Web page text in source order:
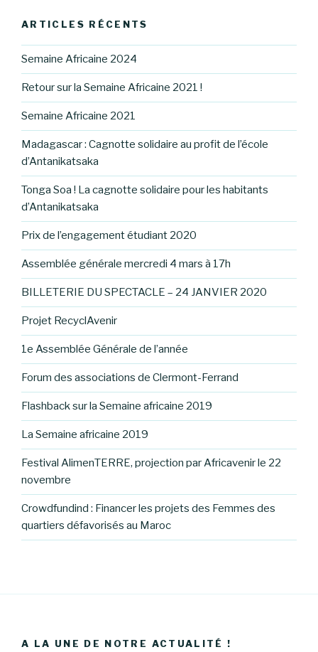
ARTICLES RÉCENTS
Semaine Africaine 2024
Retour sur la Semaine Africaine 2021 !
Semaine Africaine 2021
Madagascar : Cagnotte solidaire au profit de l’école
d’Antanikatsaka
Tonga Soa ! La cagnotte solidaire pour les habitants
d’Antanikatsaka
Prix de l’engagement étudiant 2020
Assemblée générale mercredi 4 mars à 17h
BILLETERIE DU SPECTACLE – 24 JANVIER 2020
Projet RecyclAvenir
1e Assemblée Générale de l’année
Forum des associations de Clermont-Ferrand
Flashback sur la Semaine africaine 2019
La Semaine africaine 2019
Festival AlimenTERRE, projection par Africavenir le 22
novembre
Crowdfundind : Financer les projets des Femmes des
quartiers défavorisés au Maroc
A LA UNE DE NOTRE ACTUALITÉ !